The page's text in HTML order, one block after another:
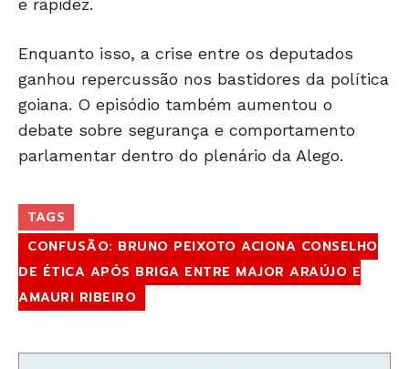
e rapidez.
Enquanto isso, a crise entre os deputados
ganhou repercussão nos bastidores da política
goiana. O episódio também aumentou o
debate sobre segurança e comportamento
parlamentar dentro do plenário da Alego.
TAGS
CONFUSÃO: BRUNO PEIXOTO ACIONA CONSELHO
DE ÉTICA APÓS BRIGA ENTRE MAJOR ARAÚJO E
AMAURI RIBEIRO